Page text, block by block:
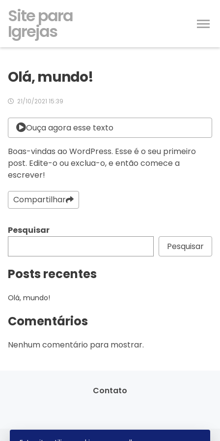
Site para
Igrejas
Olá, mundo!
21/10/2021 15:39
Ouça agora esse texto
Boas-vindas ao WordPress. Esse é o seu primeiro
post. Edite-o ou exclua-o, e então comece a
escrever!
Compartilhar
Pesquisar
Pesquisar
Posts recentes
Olá, mundo!
Comentários
Nenhum comentário para mostrar.
Contato